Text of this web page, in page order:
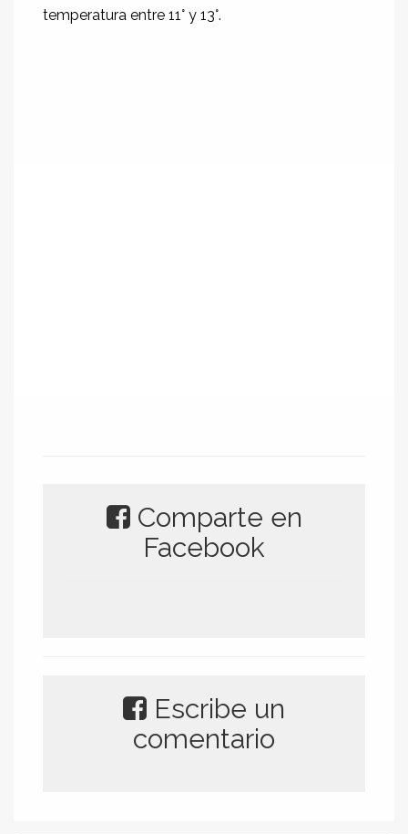
temperatura entre 11° y 13°.
Comparte en
Facebook
Escribe un
comentario